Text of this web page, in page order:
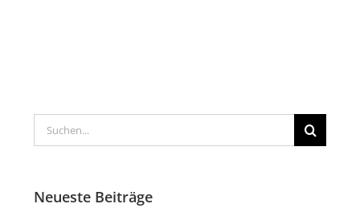
Suche
nach:
Neueste Beiträge